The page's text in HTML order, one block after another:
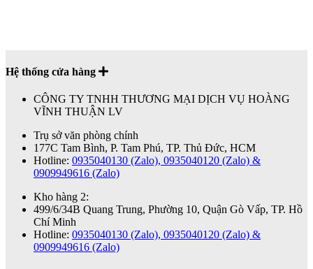
Hệ thống cửa hàng
CÔNG TY TNHH THƯƠNG MẠI DỊCH VỤ HOÀNG
VĨNH THUẬN LV
Trụ sở văn phòng chính
177C Tam Bình, P. Tam Phú, TP. Thủ Đức, HCM
Hotline: 0935040130 (Zalo), 0935040120 (Zalo) &
0909949616 (Zalo)
Kho hàng 2:
499/6/34B Quang Trung, Phường 10, Quận Gò Vấp, TP. Hồ
Chí Minh
Hotline: 0935040130 (Zalo), 0935040120 (Zalo) &
0909949616 (Zalo)